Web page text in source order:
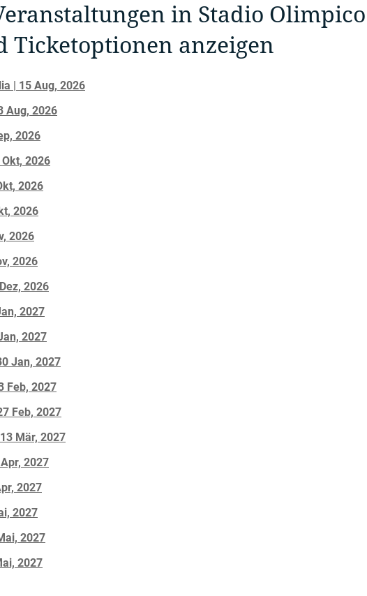
in Stadio
Ticketoptionen anzeigen
| 15 Aug, 2026
Aug, 2026
2026
2026
2026
2026
2026
2026
2026
2027
2027
Jan, 2027
Feb, 2027
Feb, 2027
Mär, 2027
2027
2027
2027
2027
2027